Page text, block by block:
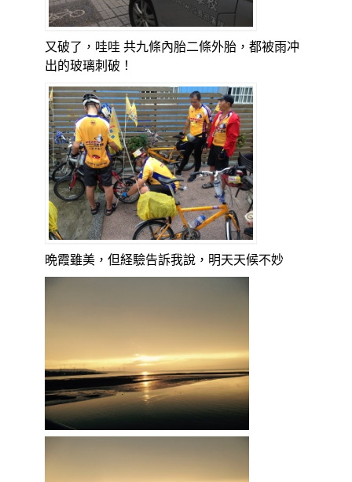
又破了，哇哇 共九條內胎二條外胎，都被雨冲
出的玻璃刺破！
晩霞雖美，但経驗告訴我說，明天天候不妙